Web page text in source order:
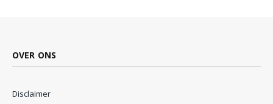
OVER ONS
Disclaimer